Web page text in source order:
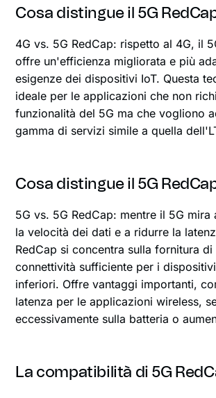
Cosa distingue il 5G
4G vs. 5G RedCap: rispetto al 4G, il
offre un'efficienza migliorata e più
esigenze dei dispositivi IoT. Questa
ideale per le applicazioni che non
funzionalità del 5G ma che vogliono
gamma di servizi simile a quella
Cosa distingue il 5G
5G vs. 5G RedCap: mentre il 5G mira
la velocità dei dati e a ridurre la
RedCap si concentra sulla fornitura di
connettività sufficiente per i
inferiori. Offre vantaggi importanti,
latenza per le applicazioni wireless,
eccessivamente sulla batteria o
La compatibilità di 5G